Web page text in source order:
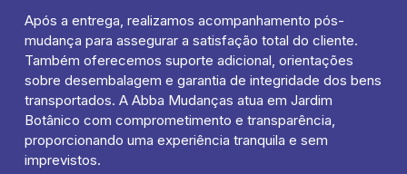
Após a entrega, realizamos acompanhamento pós-
mudança para assegurar a satisfação total do cliente.
Também oferecemos suporte adicional, orientações
sobre desembalagem e garantia de integridade dos bens
transportados. A Abba Mudanças atua em Jardim
Botânico com comprometimento e transparência,
proporcionando uma experiência tranquila e sem
imprevistos.